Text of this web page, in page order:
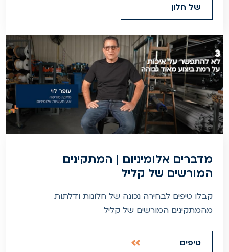
של חלון
מדברים אלומיניום | המתקינים
המורשים של קליל
קבלו טיפים לבחירה נכונה של חלונות ודלתות
מהמתקינים המורשים של קליל
טיפים